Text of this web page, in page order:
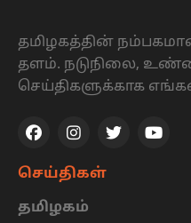
தமிழகத்தின்
தளம். நடுநிலை,
செய்திகளுக்காக
செய்திகள்
தமிழகம்